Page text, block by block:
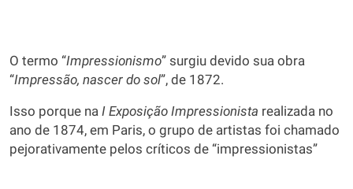
O termo “Impressionismo” surgiu devido sua obra
“Impressão, nascer do sol”, de 1872.
Isso porque na I Exposição Impressionista realizada no
ano de 1874, em Paris, o grupo de artistas foi chamado
pejorativamente pelos críticos de “impressionistas”